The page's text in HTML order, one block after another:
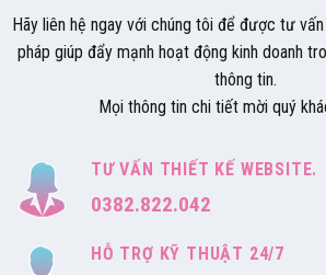
Hãy liên hệ ngay với chúng tôi để được tư
pháp giúp đẩy mạnh hoạt động kinh doanh
thông tin.
Mọi thông tin chi tiết mời quý
TƯ VẤN THIẾT KẾ WEBSITE.
0382.822.042
HỖ TRỢ KỸ THUẬT 24/7